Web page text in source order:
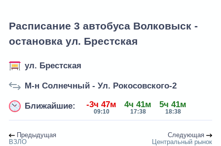
Расписание 3 автобуса Волковыск -
остановка ул. Брестская
ул. Брестская
М-н Солнечный - Ул. Рокосовского-2
Ближайшие: -3ч 47м
09:10
4ч 41м
17:38
5ч 41м
18:38
Предыдущая
ВЗЛО
Следующая
Центральный рынок